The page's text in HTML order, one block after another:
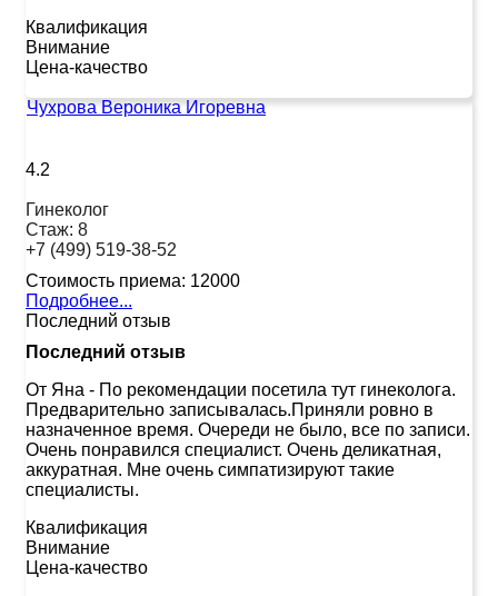
Квалификация
Внимание
Цена-качество
Чухрова Вероника Игоревна
4.2
Гинеколог
Стаж: 8
+7 (499) 519-38-52
Стоимость приема: 12000
Подробнее...
Последний отзыв
Последний отзыв
От Яна - По рекомендации посетила тут гинеколога.
Предварительно записывалась.Приняли ровно в
назначенное время. Очереди не было, все по записи.
Очень понравился специалист. Очень деликатная,
аккуратная. Мне очень симпатизируют такие
специалисты.
Квалификация
Внимание
Цена-качество